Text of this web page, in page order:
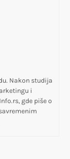
Nakon studija
i
gde piše o